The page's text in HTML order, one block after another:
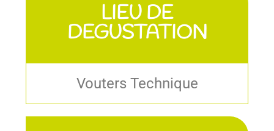
LIEU DE
DEGUSTATION
Vouters Technique